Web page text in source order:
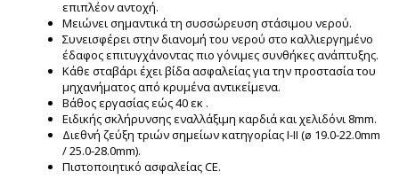
επιπλέον αντοχή.
Μειώνει σημαντικά τη συσσώρευση στάσιμου νερού.
Συνεισφέρει στην διανομή του νερού στο καλλιεργημένο
έδαφος επιτυγχάνοντας πιο γόνιμες συνθήκες ανάπτυξης.
Κάθε σταβάρι έχει βίδα ασφαλείας για την προστασία του
μηχανήματος από κρυμένα αντικείμενα.
Βάθος εργασίας εώς 40 εκ .
Ειδικής σκλήρυνσης εναλλάξιμη καρδιά και χελιδόνι 8mm.
Διεθνή ζεύξη τριών σημείων κατηγορίας Ι-ΙΙ (ø 19.0-22.0mm
/ 25.0-28.0mm).
Πιστοποιητικό ασφαλείας CE.